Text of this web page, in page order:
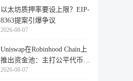
以太坊质押率要设上限？EIP-
8363提案引爆争议
2026-08-07
Uniswap在Robinhood Chain上
推出资金池：主打公平代币发
行
2026-08-07